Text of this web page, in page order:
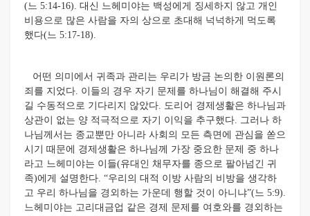
(느 5:14-16). 대신 느헤미야는 백성에게 징세하지 않고 개인
비용으로 많은 사람을 자의 상으로 초대해 넉넉하게 먹도록
했다(느 5:17-18).
어떤 의미에서 귀족과 관리는 우리가 방금 논의한 이원론의
죄를 지었다. 이들의 경우 자기 문제를 하나님이 해결해 주시
길 수동적으로 기다리지 않았다. 도리어 경제생활은 하나님과
상관이 없는 양 적극적으로 자기 이익을 추구했다. 그러나 하
나님께서는 종교뿐만 아니라 사회의 모든 측면에 관심을 쏟으
시기 때문에 경제생활은 하나님께 가장 중요한 문제 중 하나
라고 느헤미야는 이들(유대인 채무자를 종으로 팔아넘긴 귀
족)에게 설명한다. “우리의 대적 이방 사람의 비방을 생각하
고 우리 하나님을 경외하는 가운데 행할 것이 아니냐”(느 5:9).
느헤미야는 고리대금업 같은 경제 문제를 여호와를 경외하는